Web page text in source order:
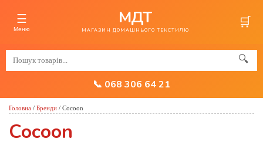
☰
Меню
МДТ
МАГАЗИН ДОМАШНЬОГО ТЕКСТИЛЮ 🛒
🔍
📞 068 306 64 21
Головна / Бренди / Cocoon
Cocoon